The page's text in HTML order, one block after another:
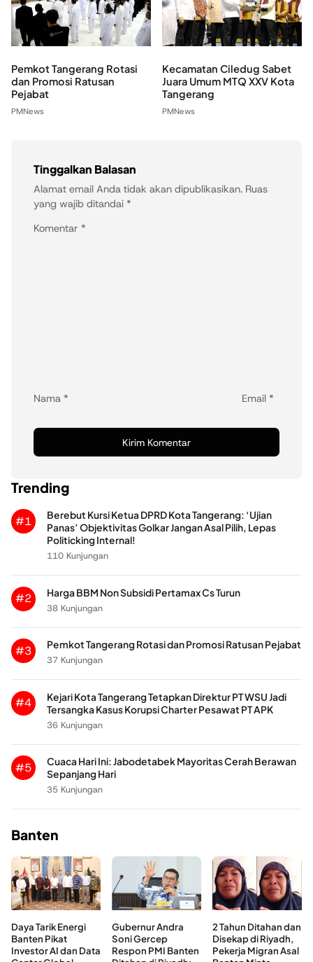
Pemkot Tangerang Rotasi
dan Promosi Ratusan
Pejabat
PMNews
Kecamatan Ciledug Sabet
Juara Umum MTQ XXV Kota
Tangerang
PMNews
Tinggalkan Balasan
Alamat email Anda tidak akan dipublikasikan. Ruas
yang wajib ditandai *
Komentar *
Nama * Email *
Trending
#1
Berebut Kursi Ketua DPRD Kota Tangerang: ‘Ujian
Panas’ Objektivitas Golkar Jangan Asal Pilih, Lepas
Politicking Internal!
110 Kunjungan
#2
Harga BBM Non Subsidi Pertamax Cs Turun
38 Kunjungan
#3
Pemkot Tangerang Rotasi dan Promosi Ratusan Pejabat
37 Kunjungan
#4
Kejari Kota Tangerang Tetapkan Direktur PT WSU Jadi
Tersangka Kasus Korupsi Charter Pesawat PT APK
36 Kunjungan
#5
Cuaca Hari Ini: Jabodetabek Mayoritas Cerah Berawan
Sepanjang Hari
35 Kunjungan
Banten
Daya Tarik Energi
Banten Pikat
Investor AI dan Data
Gubernur Andra
Soni Gercep
Respon PMI Banten
2 Tahun Ditahan dan
Disekap di Riyadh,
Pekerja Migran Asal